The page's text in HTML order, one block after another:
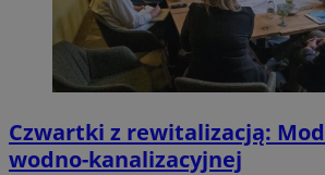
Czwartki z rewitalizacją:
wodno-kanalizacyjnej